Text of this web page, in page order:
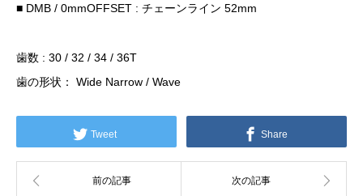
■ DMB / 0mmOFFSET : チェーンライン 52mm
歯数 : 30 / 32 / 34 / 36T
歯の形状： Wide Narrow / Wave
Tweet Share